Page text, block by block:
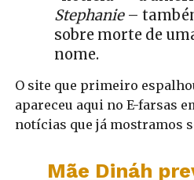
Stephanie–
sobre morte de
nome.
O site que primeiro
apareceu aqui no E-farsas
notícias que já mostramos
Mãe Dináh